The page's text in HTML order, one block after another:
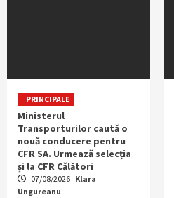
PRINCIPALE
Ministerul
Transporturilor caută o
nouă conducere pentru
CFR SA. Urmează selecția
și la CFR Călători
07/08/2026 Klara
Ungureanu